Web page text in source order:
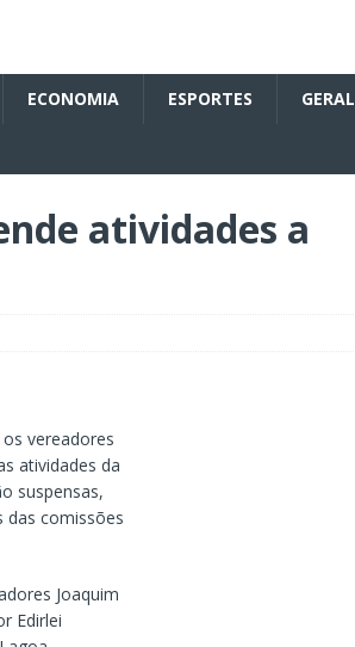
ECONOMIA ESPORTES GERAL
atividades a
vereadores
atividades da
suspensas,
das comissões
Joaquim
Edirlei